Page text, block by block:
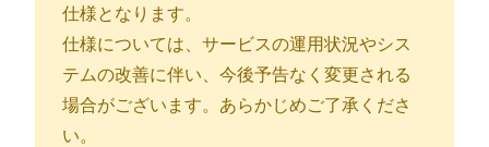
仕様となります。
仕様については、サービスの運用状況やシス
テムの改善に伴い、今後予告なく変更される
場合がございます。あらかじめご了承くださ
い。